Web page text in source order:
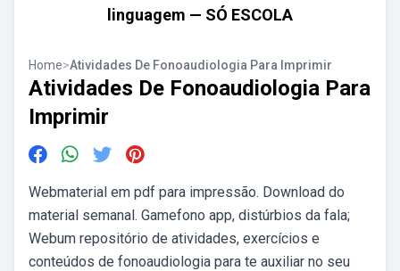
linguagem — SÓ ESCOLA
Home>Atividades De Fonoaudiologia Para Imprimir
Atividades De Fonoaudiologia Para
Imprimir
Webmaterial em pdf para impressão. Download do
material semanal. Gamefono app, distúrbios da fala;
Webum repositório de atividades, exercícios e
conteúdos de fonoaudiologia para te auxiliar no seu